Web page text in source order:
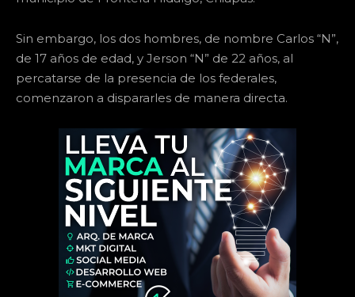
Sin embargo, los dos hombres, de nombre Carlos “N”,
de 17 años de edad, y Jerson “N” de 22 años, al
percatarse de la presencia de los federales,
comenzaron a dispararles de manera directa.